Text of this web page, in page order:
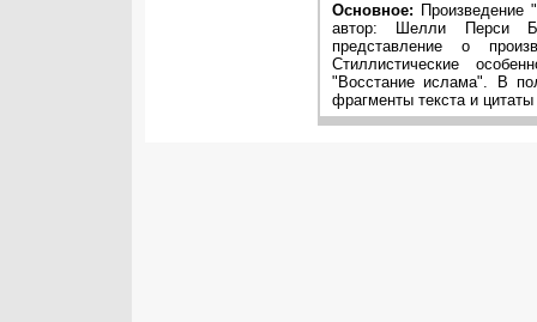
Основное: Произведение
автор: Шелли Перси
представление о
Стиллистические
"Восстание ислама". В
фрагменты текста и цитаты